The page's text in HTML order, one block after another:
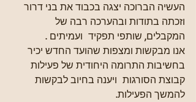
העשיה הברוכה יצגה בכבוד את בני דרור
וזכתה בתודות ובהערכה רבה של
המקבלים, שותפי תפקיד  ועמיתים .
אנו מבקשות ומצפות שהועד החדש יכיר
בחשיבות התרומה היחודית של פעילות
קבוצת הסורגות  ויענה בחיוב לבקשות
להמשך הפעילות.